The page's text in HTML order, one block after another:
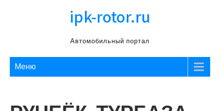
ipk-rotor.ru
Автомобильный портал
Меню